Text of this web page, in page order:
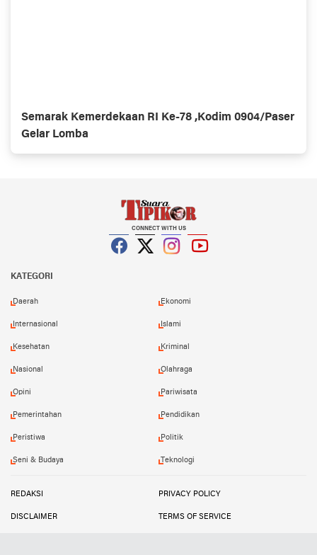
Semarak Kemerdekaan RI Ke-78 ,Kodim 0904/Paser
Gelar Lomba
CONNECT WITH US
KATEGORI
Daerah Ekonomi
Internasional Islami
Kesehatan Kriminal
Nasional Olahraga
Opini Pariwisata
Pemerintahan Pendidikan
Peristiwa Politik
Seni & Budaya Teknologi
REDAKSI PRIVACY POLICY
DISCLAIMER TERMS OF SERVICE